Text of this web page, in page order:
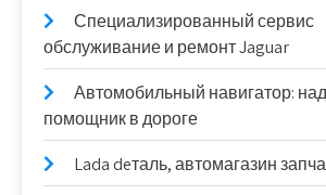
Специализированный сервис
обслуживание и ремонт Jaguar
Автомобильный навигатор:
помощник в дороге
Lada deталь, автомагазин